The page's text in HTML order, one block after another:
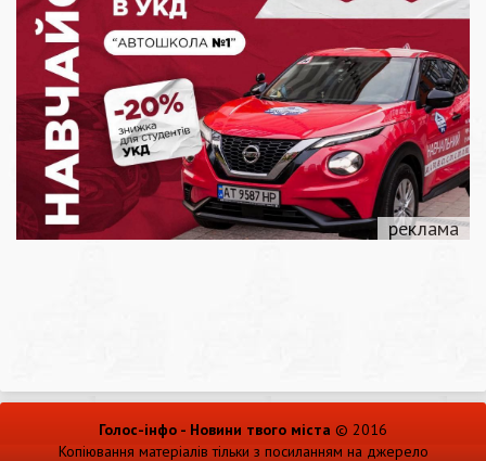
Голос-інфо - Новини твого міста © 2016
Копіювання матеріалів тільки з посиланням на джерело